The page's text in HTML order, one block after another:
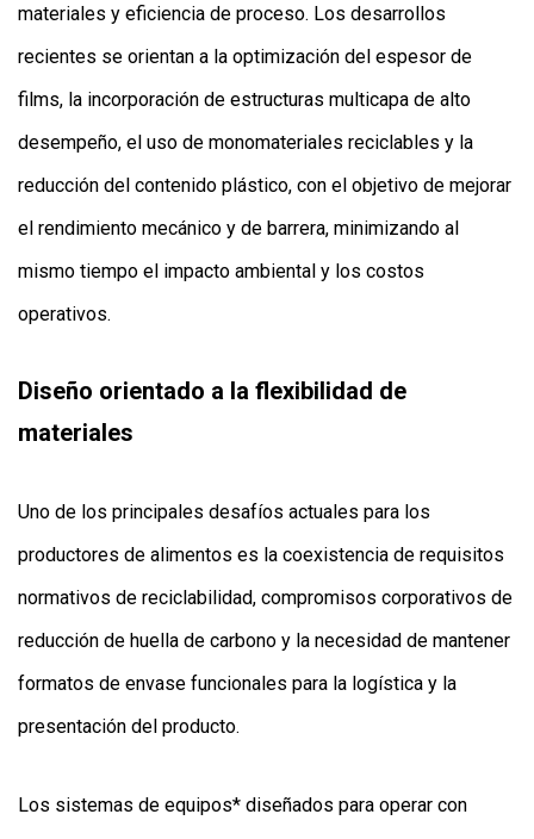
materiales y eficiencia de proceso. Los desarrollos
recientes se orientan a la optimización del espesor de
films, la incorporación de estructuras multicapa de alto
desempeño, el uso de monomateriales reciclables y la
reducción del contenido plástico, con el objetivo de mejorar
el rendimiento mecánico y de barrera, minimizando al
mismo tiempo el impacto ambiental y los costos
operativos.
Diseño orientado a la flexibilidad de
materiales
Uno de los principales desafíos actuales para los
productores de alimentos es la coexistencia de requisitos
normativos de reciclabilidad, compromisos corporativos de
reducción de huella de carbono y la necesidad de mantener
formatos de envase funcionales para la logística y la
presentación del producto.
Los sistemas de equipos* diseñados para operar con